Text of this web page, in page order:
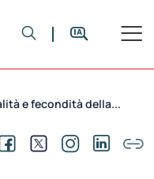
e fecondità della...